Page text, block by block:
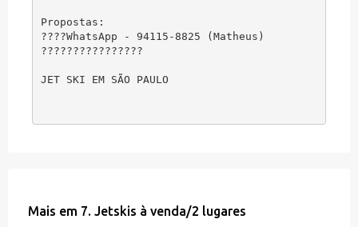
Propostas:
????WhatsApp - 94115-8825 (Matheus)
????????????????
Mais em 7. Jetskis à venda/2 lugares